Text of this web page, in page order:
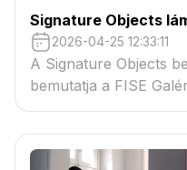
Signature Objects
2026-04-25 12:33:11
A Signature Objects
bemutatja a FISE